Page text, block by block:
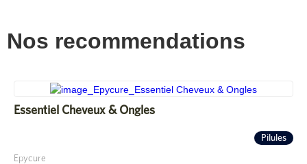
Nos recommendations
Essentiel Cheveux & Ongles
Pilules
Epycure